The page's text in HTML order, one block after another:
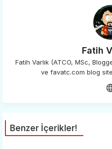
Fatih
Fatih Varlık (ATCO, MSc,
ve favatc.com blog
Benzer İçerikler!